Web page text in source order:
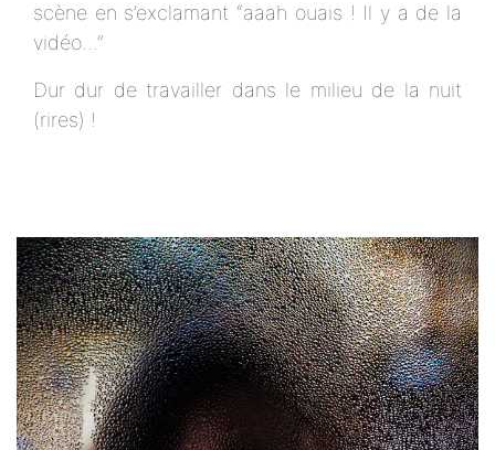
scène en s’exclamant “aaah ouais ! Il y a de la
vidéo…”
Dur dur de travailler dans le milieu de la nuit
(rires) !